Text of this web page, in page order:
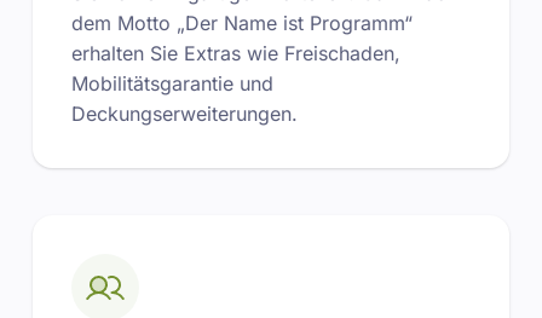
dem Motto „Der Name ist Programm“
erhalten Sie Extras wie Freischaden,
Mobilitätsgarantie und
Deckungserweiterungen.